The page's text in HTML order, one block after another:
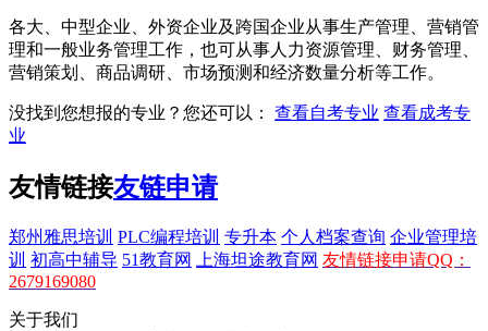
各大、中型企业、外资企业及跨国企业从事生产管理、营销管
理和一般业务管理工作，也可从事人力资源管理、财务管理、
营销策划、商品调研、市场预测和经济数量分析等工作。
没找到您想报的专业？您还可以： 查看自考专业 查看成考专
业
友情链接友链申请
郑州雅思培训 PLC编程培训 专升本 个人档案查询 企业管理培
训 初高中辅导 51教育网 上海坦途教育网 友情链接申请QQ：
2679169080
关于我们